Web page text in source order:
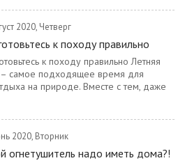
2020, Четверг
к походу правильно
к походу правильно Летняя
самое подходящее время для
на природе. Вместе с тем, даже
2020, Вторник
огнетушитель надо иметь дома?!